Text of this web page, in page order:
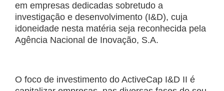
em empresas dedicadas sobretudo a
investigação e desenvolvimento (I&D), cuja
idoneidade nesta matéria seja reconhecida pela
Agência Nacional de Inovação, S.A.
O foco de investimento do ActiveCap I&D II é